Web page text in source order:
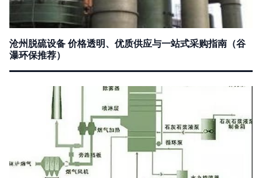
沧州脱硫设备 价格透明、优质供应与一站式采购指南（谷
瀑环保推荐）